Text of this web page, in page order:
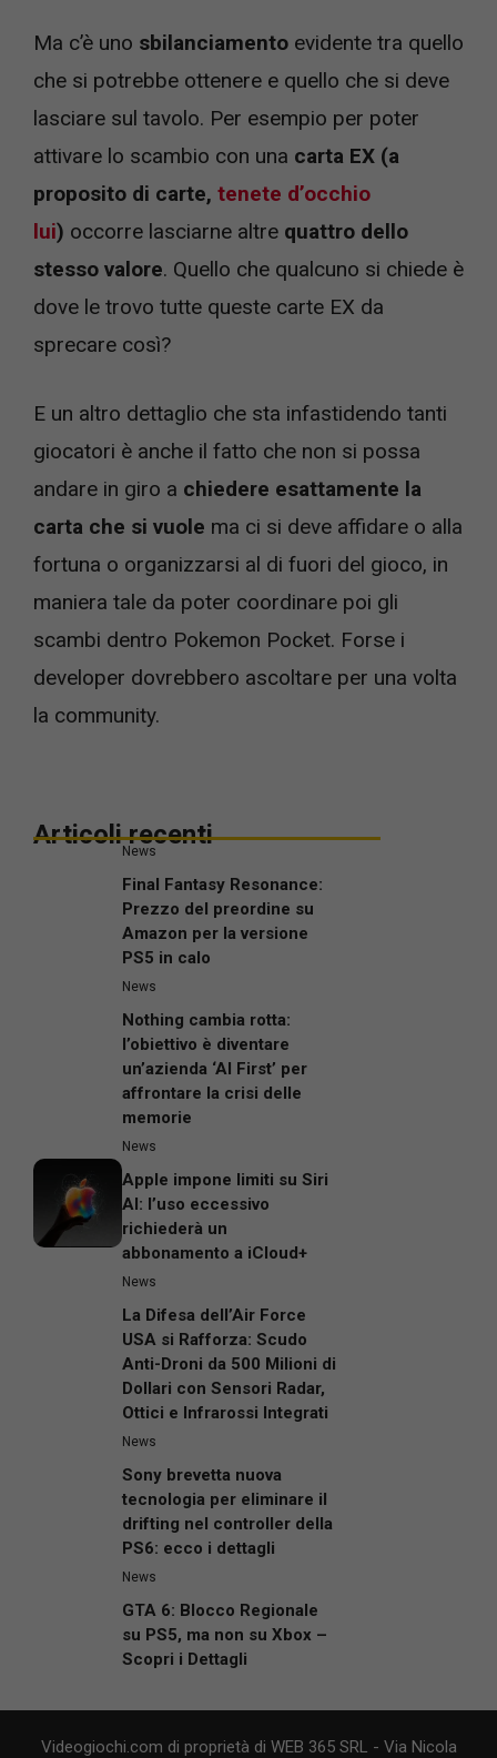
Ma c’è uno sbilanciamento evidente tra quello
che si potrebbe ottenere e quello che si deve
lasciare sul tavolo. Per esempio per poter
attivare lo scambio con una carta EX (a
proposito di carte, tenete d’occhio
lui) occorre lasciarne altre quattro dello
stesso valore. Quello che qualcuno si chiede è
dove le trovo tutte queste carte EX da
sprecare così?
E un altro dettaglio che sta infastidendo tanti
giocatori è anche il fatto che non si possa
andare in giro a chiedere esattamente la
carta che si vuole ma ci si deve affidare o alla
fortuna o organizzarsi al di fuori del gioco, in
maniera tale da poter coordinare poi gli
scambi dentro Pokemon Pocket. Forse i
developer dovrebbero ascoltare per una volta
la community.
Articoli recenti
News
Final Fantasy Resonance:
Prezzo del preordine su
Amazon per la versione
PS5 in calo
News
Nothing cambia rotta:
l’obiettivo è diventare
un’azienda ‘AI First’ per
affrontare la crisi delle
memorie
News
Apple impone limiti su Siri
AI: l’uso eccessivo
richiederà un
abbonamento a iCloud+
News
La Difesa dell’Air Force
USA si Rafforza: Scudo
Anti-Droni da 500 Milioni di
Dollari con Sensori Radar,
Ottici e Infrarossi Integrati
News
Sony brevetta nuova
tecnologia per eliminare il
drifting nel controller della
PS6: ecco i dettagli
News
GTA 6: Blocco Regionale
su PS5, ma non su Xbox –
Scopri i Dettagli
Videogiochi.com di proprietà di WEB 365 SRL - Via Nicola